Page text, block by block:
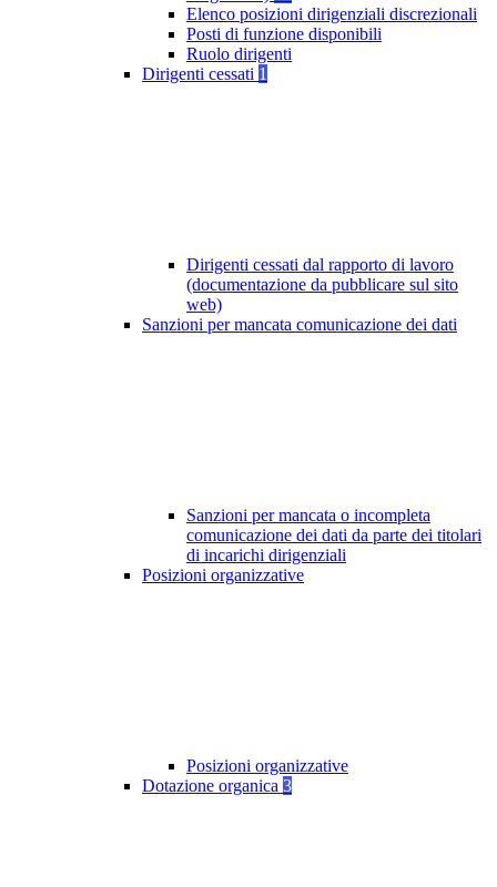
Elenco posizioni dirigenziali discrezionali
Posti di funzione disponibili
Ruolo dirigenti
Dirigenti cessati 1
Dirigenti cessati dal rapporto di lavoro
(documentazione da pubblicare sul sito
web)
Sanzioni per mancata comunicazione dei dati
Sanzioni per mancata o incompleta
comunicazione dei dati da parte dei titolari
di incarichi dirigenziali
Posizioni organizzative
Posizioni organizzative
Dotazione organica 3